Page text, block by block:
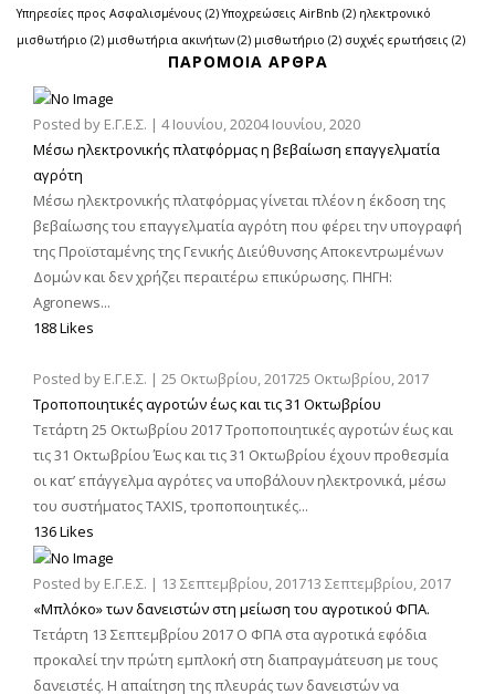
Υπηρεσίες προς Ασφαλισμένους (2) Υποχρεώσεις AirBnb (2) ηλεκτρονικό
μισθωτήριο (2) μισθωτήρια ακινήτων (2) μισθωτήριο (2) συχνές ερωτήσεις (2)
ΠΑΡΌΜΟΙΑ ΆΡΘΡΑ
Posted by Ε.Γ.Ε.Σ. | 4 Ιουνίου, 20204 Ιουνίου, 2020
Μέσω ηλεκτρονικής πλατφόρμας η βεβαίωση επαγγελματία
αγρότη
Μέσω ηλεκτρονικής πλατφόρμας γίνεται πλέον η έκδοση της
βεβαίωσης του επαγγελματία αγρότη που φέρει την υπογραφή
της Προϊσταμένης της Γενικής Διεύθυνσης Αποκεντρωμένων
Δομών και δεν χρήζει περαιτέρω επικύρωσης. ΠΗΓΗ:
Agronews...
188 Likes
Posted by Ε.Γ.Ε.Σ. | 25 Οκτωβρίου, 201725 Οκτωβρίου, 2017
Τροποποιητικές αγροτών έως και τις 31 Οκτωβρίου
Τετάρτη 25 Οκτωβρίου 2017 Τροποποιητικές αγροτών έως και
τις 31 Οκτωβρίου Έως και τις 31 Οκτωβρίου έχουν προθεσμία
οι κατ’ επάγγελμα αγρότες να υποβάλουν ηλεκτρονικά, μέσω
του συστήματος TAXIS, τροποποιητικές...
136 Likes
Posted by Ε.Γ.Ε.Σ. | 13 Σεπτεμβρίου, 201713 Σεπτεμβρίου, 2017
«Μπλόκο» των δανειστών στη μείωση του αγροτικού ΦΠΑ.
Τετάρτη 13 Σεπτεμβρίου 2017 O ΦΠΑ στα αγροτικά εφόδια
προκαλεί την πρώτη εμπλοκή στη διαπραγμάτευση με τους
δανειστές. Η απαίτηση της πλευράς των δανειστών να